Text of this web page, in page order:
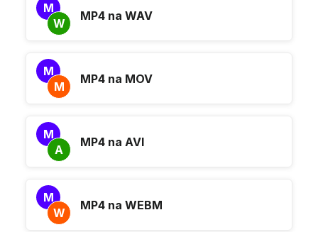
M
W
MP4 na WAV
M
M
MP4 na MOV
M
A
MP4 na AVI
M
W
MP4 na WEBM